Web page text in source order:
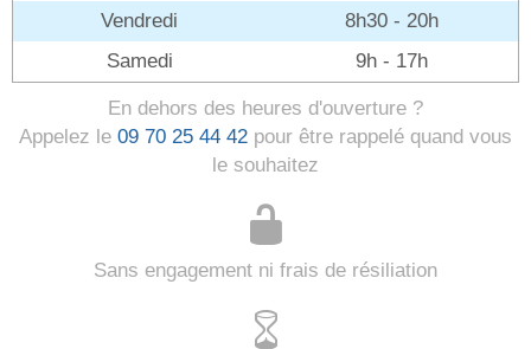
Vendredi
8h30 - 20h
Samedi
9h - 17h
En dehors des heures d'ouverture ?
Appelez le 09 70 25 44 42 pour être rappelé quand vous
le souhaitez
Sans engagement ni frais de résiliation